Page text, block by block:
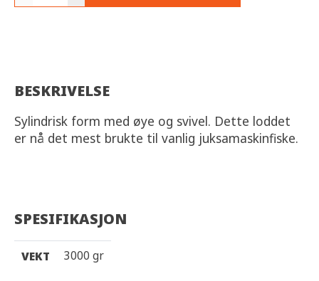
BESKRIVELSE
Sylindrisk form med øye og svivel. Dette loddet
er nå det mest brukte til vanlig juksamaskinfiske.
SPESIFIKASJON
VEKT 3000 gr